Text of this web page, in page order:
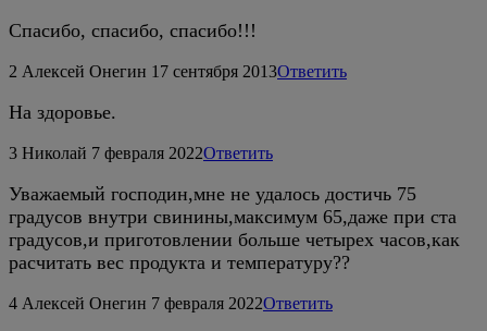
Спасибо, спасибо, спасибо!!!
2 Алексей Онегин 17 сентября 2013Ответить
На здоровье.
3 Николай 7 февраля 2022Ответить
Уважаемый господин,мне не удалось достичь 75
градусов внутри свинины,максимум 65,даже при ста
градусов,и приготовлении больше четырех часов,как
расчитать вес продукта и температуру??
4 Алексей Онегин 7 февраля 2022Ответить